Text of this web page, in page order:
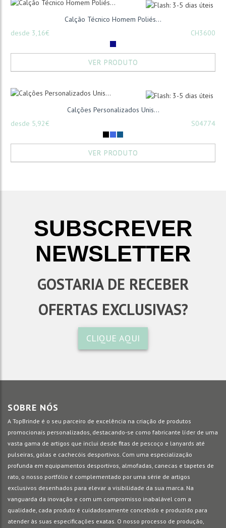
Calção Técnico Homem Poliés...
desde 3,16€
CH3600
VER PRODUTO
Calções Personalizados Unis...
desde 5,92€
S04774
VER PRODUTO
SUBSCREVER
NEWSLETTER
GOSTARIA DE RECEBER
OFERTAS EXCLUSIVAS?
CLIQUE AQUI
SOBRE NÓS
A TopBrinde é o seu parceiro de excelência na criação de produtos
promocionais personalizados, destacando-se como fabricante líder de uma
vasta gama de artigos que inclui desde fitas de pescoço e lanyards até
pulseiras, golas e cachecóis desportivos. Com uma especialização
profunda em equipamentos desportivos, almofadas, canecas e tapetes de
rato, o nosso portfólio é complementado por uma série de artigos
exclusivos desenhados para elevar a visibilidade da sua marca. Na
vanguarda da inovação e com um compromisso inabalável com a
qualidade, cada produto é cuidadosamente concebido e produzido para
atender às suas especificações exatas. O nosso processo de produção,